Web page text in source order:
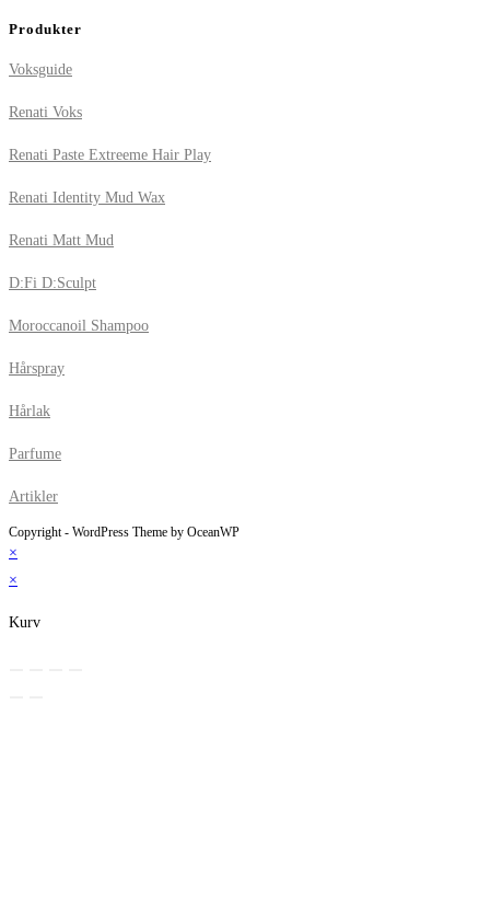
Produkter
Voksguide
Renati Voks
Renati Paste Extreeme Hair Play
Renati Identity Mud Wax
Renati Matt Mud
D:Fi D:Sculpt
Moroccanoil Shampoo
Hårspray
Hårlak
Parfume
Artikler
Copyright - WordPress Theme by OceanWP
×
×
Kurv